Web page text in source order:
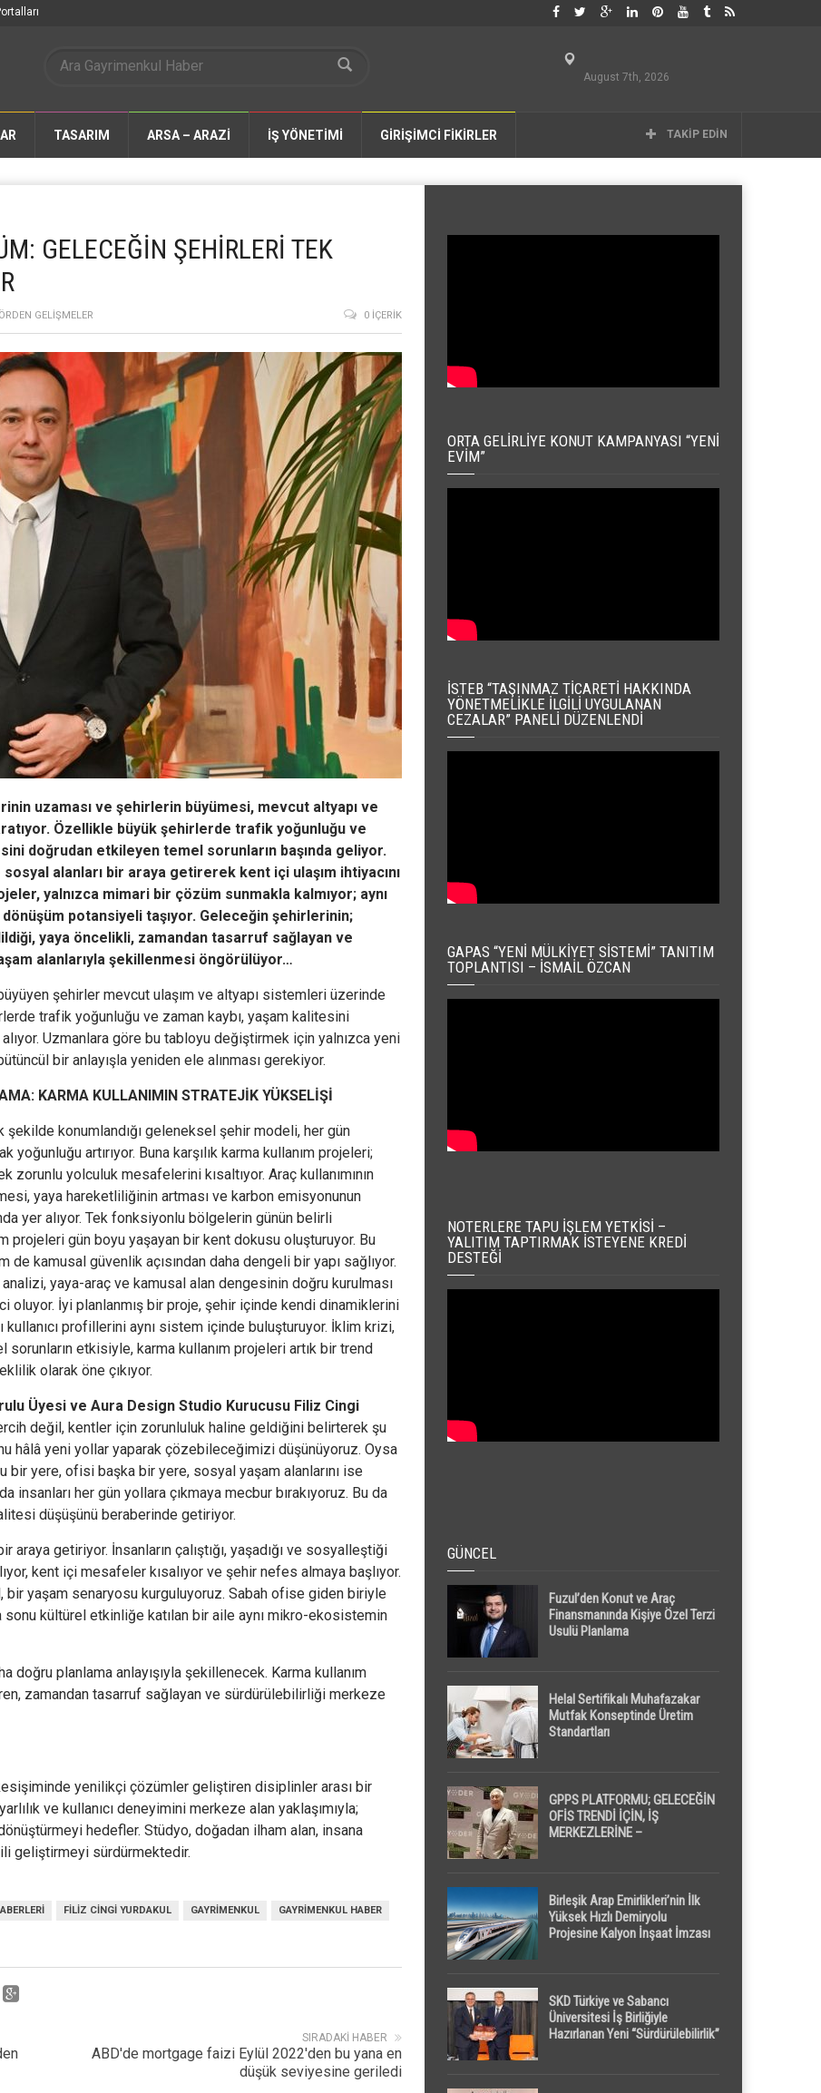
August 7th, 2026
TASARIM ARSA – ARAZİ İŞ YÖNETİMİ GİRİŞİMCİ FİKİRLER TAKIP EDIN
GELECEĞİN ŞEHİRLERİ TEK
GELIŞMELER 0 İÇERIK
uzaması ve şehirlerin büyümesi, mevcut altyapı ve
Özellikle büyük şehirlerde trafik yoğunluğu ve
doğrudan etkileyen temel sorunların başında geliyor.
alanları bir araya getirerek kent içi ulaşım ihtiyacını
yalnızca mimari bir çözüm sunmakla kalmıyor; aynı
potansiyeli taşıyor. Geleceğin şehirlerinin;
yaya öncelikli, zamandan tasarruf sağlayan ve
alanlarıyla şekillenmesi öngörülüyor…
şehirler mevcut ulaşım ve altyapı sistemleri üzerinde
trafik yoğunluğu ve zaman kaybı, yaşam kalitesini
Uzmanlara göre bu tabloyu değiştirmek için yalnızca yeni
bir anlayışla yeniden ele alınması gerekiyor.
KARMA KULLANIMIN STRATEJİK YÜKSELİŞİ
konumlandığı geleneksel şehir modeli, her gün
yoğunluğu artırıyor. Buna karşılık karma kullanım projeleri;
zorunlu yolculuk mesafelerini kısaltıyor. Araç kullanımının
yaya hareketliliğinin artması ve karbon emisyonunun
yer alıyor. Tek fonksiyonlu bölgelerin günün belirli
projeleri gün boyu yaşayan bir kent dokusu oluşturuyor. Bu
kamusal güvenlik açısından daha dengeli bir yapı sağlıyor.
yaya-araç ve kamusal alan dengesinin doğru kurulması
oluyor. İyi planlanmış bir proje, şehir içinde kendi dinamiklerini
profillerini aynı sistem içinde buluşturuyor. İklim krizi,
etkisiyle, karma kullanım projeleri artık bir trend
olarak öne çıkıyor.
Üyesi ve Aura Design Studio Kurucusu Filiz Cingi
değil, kentler için zorunluluk haline geldiğini belirterek şu
hâlâ yeni yollar yaparak çözebileceğimizi düşünüyoruz. Oysa
yere, ofisi başka bir yere, sosyal yaşam alanlarını ise
insanları her gün yollara çıkmaya mecbur bırakıyoruz. Bu da
düşüşünü beraberinde getiriyor.
araya getiriyor. İnsanların çalıştığı, yaşadığı ve sosyalleştiği
kent içi mesafeler kısalıyor ve şehir nefes almaya başlıyor.
yaşam senaryosu kurguluyoruz. Sabah ofise giden biriyle
sonu kültürel etkinliğe katılan bir aile aynı mikro-ekosistemin
planlama anlayışıyla şekillenecek. Karma kullanım
zamandan tasarruf sağlayan ve sürdürülebilirliği merkeze
yenilikçi çözümler geliştiren disiplinler arası bir
ve kullanıcı deneyimini merkeze alan yaklaşımıyla;
hedefler. Stüdyo, doğadan ilham alan, insana
geliştirmeyi sürdürmektedir.
FILIZ CINGI YURDAKUL GAYRIMENKUL GAYRIMENKUL HABER
SIRADAKI HABER
ABD'de mortgage faizi Eylül 2022'den bu yana en
düşük seviyesine geriledi
ORTA GELIRLIYE KONUT KAMPANYASI “YENI
EVIM”
İSTEB “TAŞINMAZ TICARETI HAKKINDA
YÖNETMELIKLE İLGILI UYGULANAN
CEZALAR” PANELI DÜZENLENDI
GAPAS “YENI MÜLKIYET SISTEMI” TANITIM
TOPLANTISI – İSMAIL ÖZCAN
NOTERLERE TAPU İŞLEM YETKISI –
YALITIM TAPTIRMAK İSTEYENE KREDI
DESTEĞI
GÜNCEL
Fuzul’den Konut ve Araç
Finansmanında Kişiye Özel Terzi
Usulü Planlama
Helal Sertifikalı Muhafazakar
Mutfak Konseptinde Üretim
Standartları
GPPS PLATFORMU; GELECEĞİN
OFİS TRENDİ İÇİN, İŞ
MERKEZLERİNE –
Birleşik Arap Emirlikleri’nin İlk
Yüksek Hızlı Demiryolu
Projesine Kalyon İnşaat İmzası
SKD Türkiye ve Sabancı
Üniversitesi İş Birliğiyle
Hazırlanan Yeni “Sürdürülebilirlik”